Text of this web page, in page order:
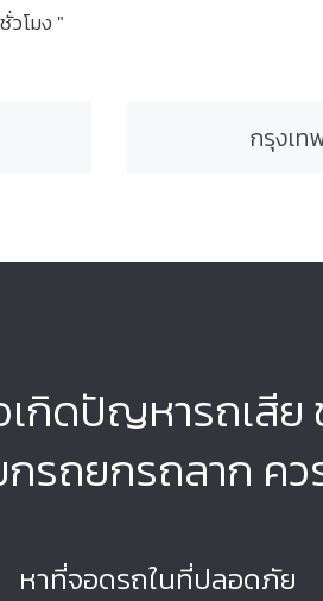
วโมง "
กรุงเ
เกิดปัญหารถเสี
กรถยกรถลาก คว
หาที่จอดรถในที่ปลอดภัย